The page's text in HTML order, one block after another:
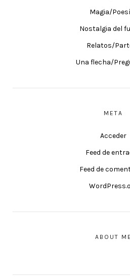
Magia/
Nostalgia del
Relatos/
Una flecha/
META
Acceder
Feed de
Feed de
ABOUT ME